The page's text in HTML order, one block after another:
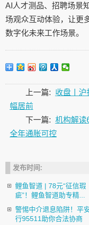
AI人才测品、招聘场景
场观众互动体验，让更
数字化未来工作场景。
上一篇:
收盘丨沪
幅居前
下一篇: 机构解读
全年通胀可控
发布时间:
鲤鱼智道 | 78元“征信瑕
疵”！鲤鱼智道助专精...
警惕中介退息陷阱！平
行95511助你合法协商